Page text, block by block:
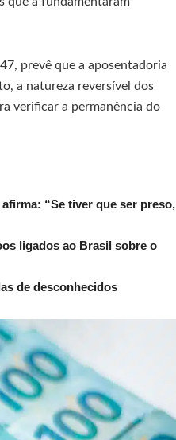
prevê que a aposentadoria
a natureza reversível dos
verificar a permanência do
“Se tiver que ser preso,
ligados ao Brasil sobre o
de desconhecidos